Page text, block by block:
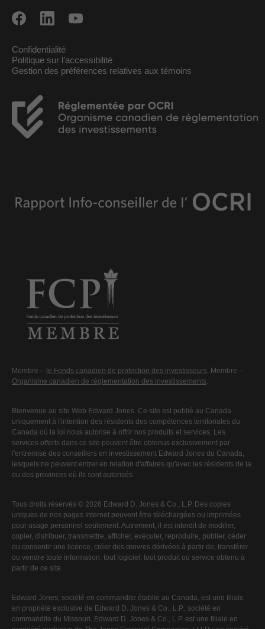
Confidentialité
Politique sur l’accessibilité
Gestion des préférences relatives aux témoins
Membre – le Fonds canadien de protection des investisseurs. Membre –
Organisme canadien de réglementation des investissements.
Bienvenue au site Web Edward Jones. Ce site est publié au Canada
uniquement à l'intention des résidents des compétences territoriales du
Canada où la loi nous autorise à offrir nos produits et services. Les
services offerts dans ce site peuvent être obtenus exclusivement par
l'entremise des conseillers en investissement Edward Jones du Canada,
lesquels ne peuvent entrer en relation d'affaires qu'avec les résidents de la
ou des provinces où ils sont autorisés.
Tous droits réservés © 2026 Edward D. Jones & Co., L.P. Des copies
uniques de nos pages Internet peuvent être téléchargées ou imprimées
pour usage personnel seulement. Autrement, il est interdit de modifier,
copier, distribuer, transmettre, afficher, exécuter, reproduire, publier, céder
ou consentir une licence, créer des œuvres dérivées à partir de, transférer
ou vendre toute information, tout logiciel, tout produit ou service obtenu à
partir de ce site.
Edward Jones, société en commandite établie au Canada, est une filiale
en propriété exclusive de Edward D. Jones & Co., L.P., société en
commandite du Missouri. Edward D. Jones & Co., L.P. est une filiale en